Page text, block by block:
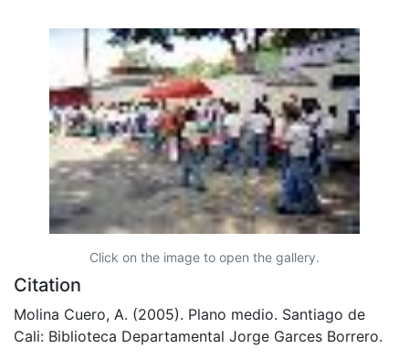
Click on the image to open the gallery.
Citation
Molina Cuero, A. (2005). Plano medio. Santiago de
Cali: Biblioteca Departamental Jorge Garces Borrero.